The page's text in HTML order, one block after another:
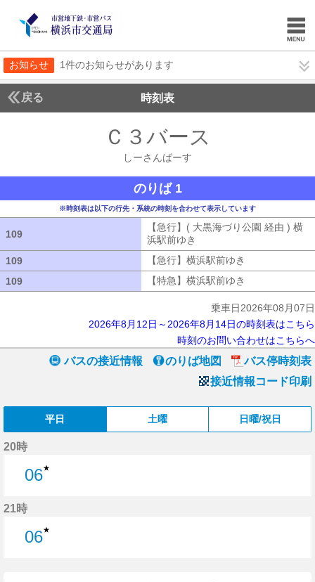
お知らせ 1件のお知らせがあります
戻る 時刻表
Ｃ３バース
しーさんばーす
のりば 1
※時刻表は以下の行先・系統の時刻を合わせて表示しています
109
【急行】( 大黒海づり公園 経由 ) 横
浜駅前ゆき
109
【急行】横浜駅前ゆき
109
【特急】横浜駅前ゆき
乗車日2026年08月07日
2026年8月12日～2026年8月14日の時刻表はこちら
時刻のお問い合わせはこちらへ
バスの接近情報 のりば地図
バス停時刻表
接近情報コード印刷
平日 土曜 日曜/祝日
20時
06★
21時
06★